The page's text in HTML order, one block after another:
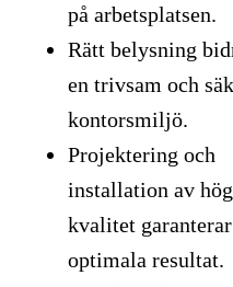
på arbetsplatsen.
Rätt belysning
en trivsam och
kontorsmiljö.
Projektering och
installation av hög
kvalitet garanterar
optimala resultat.